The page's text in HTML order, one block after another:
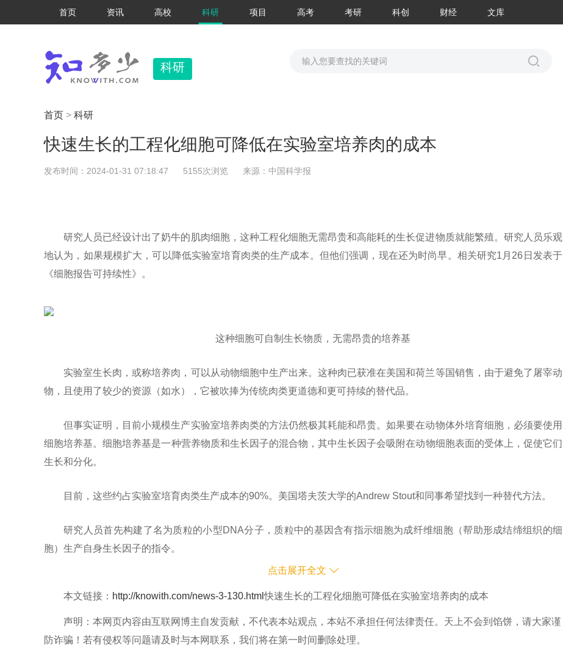
首页 资讯 高校 科研 项目 高考 考研 科创 财经 文库
科研
首页 > 科研
快速生长的工程化细胞可降低在实验室培养肉的成本
发布时间：2024-01-31 07:18:47 5155次浏览 来源：中国科学报
研究人员已经设计出了奶牛的肌肉细胞，这种工程化细胞无需昂贵和高能耗的生长促进物质就能繁殖。研究人员乐观
地认为，如果规模扩大，可以降低实验室培育肉类的生产成本。但他们强调，现在还为时尚早。相关研究1月26日发表于
《细胞报告可持续性》。
这种细胞可自制生长物质，无需昂贵的培养基
实验室生长肉，或称培养肉，可以从动物细胞中生产出来。这种肉已获准在美国和荷兰等国销售，由于避免了屠宰动
物，且使用了较少的资源（如水），它被吹捧为传统肉类更道德和更可持续的替代品。
但事实证明，目前小规模生产实验室培养肉类的方法仍然极其耗能和昂贵。如果要在动物体外培育细胞，必须要使用
细胞培养基。细胞培养基是一种营养物质和生长因子的混合物，其中生长因子会吸附在动物细胞表面的受体上，促使它们
生长和分化。
目前，这些约占实验室培育肉类生产成本的90%。美国塔夫茨大学的Andrew Stout和同事希望找到一种替代方法。
研究人员首先构建了名为质粒的小型DNA分子，质粒中的基因含有指示细胞为成纤维细胞（帮助形成结缔组织的细
胞）生产自身生长因子的指令。
肉汉堡的常见成分。
虽然只对牛的细胞进行了实验，但研究人员认为这种技术也适用于鸡和猪等其他动物的细胞。他们希望，这些工程化
点击展开全文
本文链接： http://knowith.com/news-3-130.html快速生长的工程化细胞可降低在实验室培养肉的成本
声明：本网页内容由互联网博主自发贡献，不代表本站观点，本站不承担任何法律责任。天上不会到馅饼，请大家谨
防诈骗！若有侵权等问题请及时与本网联系，我们将在第一时间删除处理。